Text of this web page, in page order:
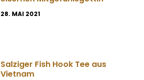
28. MAI 2021
Salziger Fish Hook Tee aus
Vietnam